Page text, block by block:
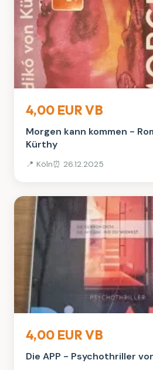
4,00 EUR VB
Morgen kann kommen -
Kürthy
📍 Köln⏰ 26.12.2025
4,00 EUR VB
Die APP - Psychothriller